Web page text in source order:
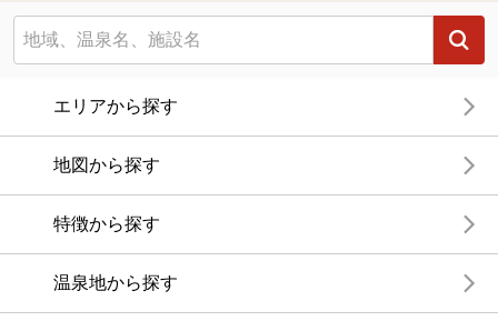
エリアから探す
地図から探す
特徴から探す
温泉地から探す